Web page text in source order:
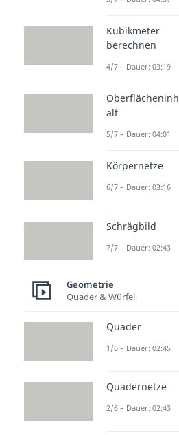
Kubikmeter
berechnen
4/7 – Dauer: 03:19
Oberflächeninh
alt
5/7 – Dauer: 04:01
Körpernetze
6/7 – Dauer: 03:16
Schrägbild
7/7 – Dauer: 02:43
Geometrie
Quader & Würfel
Quader
1/6 – Dauer: 02:45
Quadernetze
2/6 – Dauer: 02:43